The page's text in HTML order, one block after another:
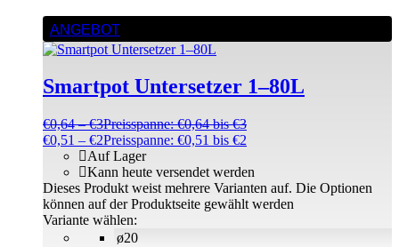
ANGEBOT
Smartpot Untersetzer 1–80L
€0,64 –€3Preisspanne: €0,64 bis €3
€0,51 – €2Preisspanne: €0,51 bis €2
ø20
Auf Lager
Kann heute versendet werden
Variante wählen:
Dieses Produkt weist mehrere Varianten auf. Die Optionen
können auf der Produktseite gewählt werden